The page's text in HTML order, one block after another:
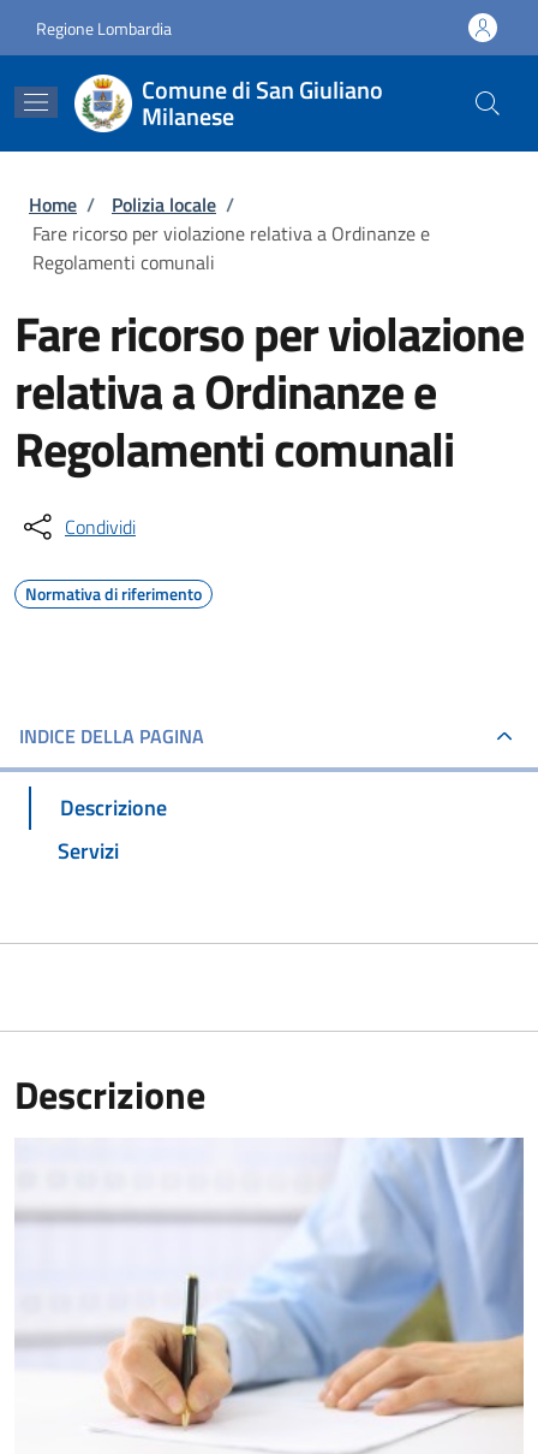
Regione Lombardia
Comune di San Giuliano
Milanese
Briciole di pane
Home / Polizia locale /
Fare ricorso per violazione relativa a Ordinanze e
Regolamenti comunali
Fare ricorso per violazione
relativa a Ordinanze e
Regolamenti comunali
Condividi
Normativa di riferimento
INDICE DELLA PAGINA
Descrizione
Servizi
Descrizione